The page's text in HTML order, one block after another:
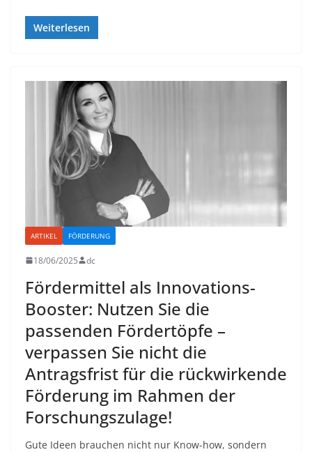
Weiterlesen
ARTIKEL FÖRDERUNG
18/06/2025 dc
Fördermittel als Innovations-
Booster: Nutzen Sie die
passenden Fördertöpfe –
verpassen Sie nicht die
Antragsfrist für die rückwirkende
Förderung im Rahmen der
Forschungszulage!
Gute Ideen brauchen nicht nur Know-how, sondern